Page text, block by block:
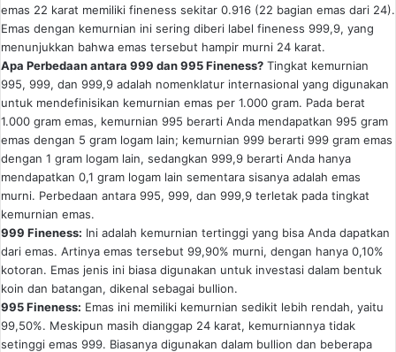
emas 22 karat memiliki fineness sekitar 0.916 (22 bagian emas dari 24).
Emas dengan kemurnian ini sering diberi label fineness 999,9, yang
menunjukkan bahwa emas tersebut hampir murni 24 karat.
Apa Perbedaan antara 999 dan 995 Fineness? Tingkat kemurnian
995, 999, dan 999,9 adalah nomenklatur internasional yang digunakan
untuk mendefinisikan kemurnian emas per 1.000 gram. Pada berat
1.000 gram emas, kemurnian 995 berarti Anda mendapatkan 995 gram
emas dengan 5 gram logam lain; kemurnian 999 berarti 999 gram emas
dengan 1 gram logam lain, sedangkan 999,9 berarti Anda hanya
mendapatkan 0,1 gram logam lain sementara sisanya adalah emas
murni. Perbedaan antara 995, 999, dan 999,9 terletak pada tingkat
kemurnian emas.
999 Fineness: Ini adalah kemurnian tertinggi yang bisa Anda dapatkan
dari emas. Artinya emas tersebut 99,90% murni, dengan hanya 0,10%
kotoran. Emas jenis ini biasa digunakan untuk investasi dalam bentuk
koin dan batangan, dikenal sebagai bullion.
995 Fineness: Emas ini memiliki kemurnian sedikit lebih rendah, yaitu
99,50%. Meskipun masih dianggap 24 karat, kemurniannya tidak
setinggi emas 999. Biasanya digunakan dalam bullion dan beberapa